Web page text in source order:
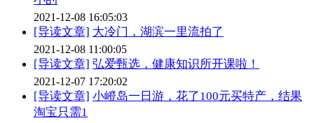
2021-12-08 16:05:03
[导读文章] 大冷门，湖滨一里流拍了
2021-12-08 11:00:05
[导读文章] 弘爱甄选，健康知识所开课啦！
2021-12-07 17:20:02
[导读文章] 小嶝岛一日游，花了100元买特产，结果
淘宝只需1